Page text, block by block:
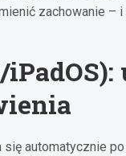
zachowanie –
się automatycznie